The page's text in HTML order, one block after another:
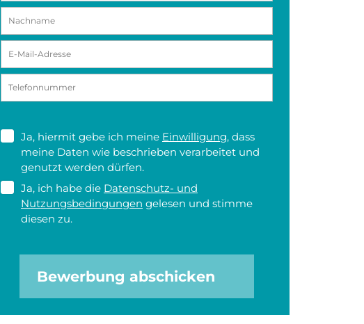
Ja, hiermit gebe ich meine Einwilligung, dass
meine Daten wie beschrieben verarbeitet und
genutzt werden dürfen.
Ja, ich habe die Datenschutz- und
Nutzungsbedingungen gelesen und stimme
diesen zu.
Bewerbung abschicken